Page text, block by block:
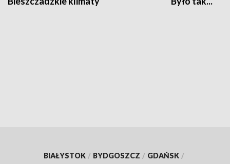
BIAŁYSTOK / BYDGOSZCZ / GDAŃSK /